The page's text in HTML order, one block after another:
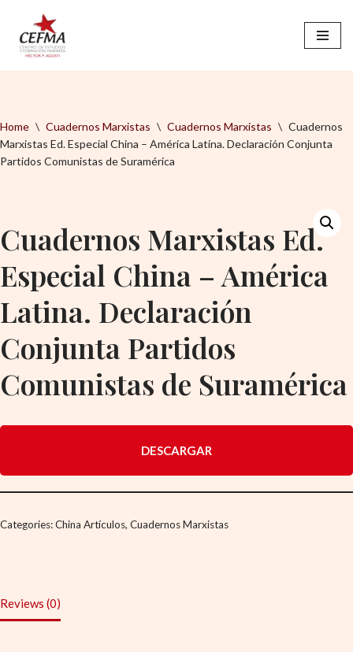
Saltar
Home \ Cuadernos Marxistas \ Cuadernos Marxistas \ Cuadernos
Marxistas Ed. Especial China – América Latina. Declaración Conjunta
Partidos Comunistas de Suramérica
Cuadernos Marxistas Ed.
Especial China – América
Latina. Declaración
Conjunta Partidos
Comunistas de Suramérica
DESCARGAR
Categories:China Artículos, Cuadernos Marxistas
Reviews (0)